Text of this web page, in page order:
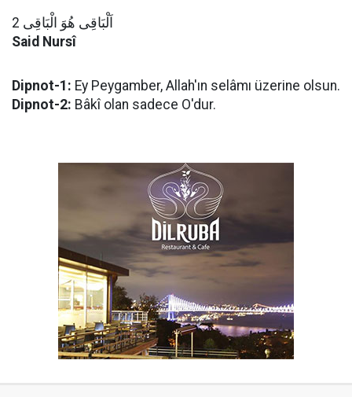
اَلْبَاقِى هُوَ الْبَاقِى 2
Said Nursî
Dipnot-1: Ey Peygamber, Allah'ın selâmı üzerine olsun.
Dipnot-2: Bâkî olan sadece O'dur.